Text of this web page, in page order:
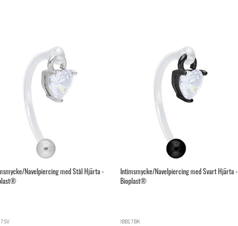
Navelpiercing med Stål Hjärta -
Intimsmycke/Navelpiercing med Svart Hjärta -
Bioplast®
IBB17BK